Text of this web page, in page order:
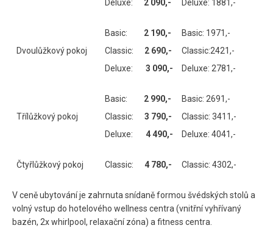
Deluxe: 2 090,-
Deluxe: 1881,-
Dvoulůžkový pokoj
Basic: 2 190,-
Classic: 2 690,-
Deluxe: 3 090,-
Basic: 1971,-
Classic:2421,-
Deluxe: 2781,-
Třílůžkový pokoj
Basic: 2 990,-
Classic: 3 790,-
Deluxe: 4 490,-
Basic: 2691,-
Classic: 3411,-
Deluxe: 4041,-
Čtyřlůžkový pokoj Classic: 4 780,- Classic: 4302,-
V ceně ubytování je zahrnuta snídaně formou švédských stolů a
volný vstup do hotelového wellness centra (vnitřní vyhřívaný
bazén, 2x whirlpool, relaxační zóna) a fitness centra.